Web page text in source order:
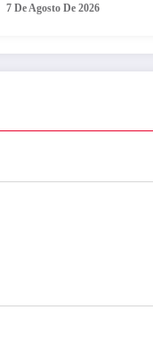
7 De Agosto De 2026